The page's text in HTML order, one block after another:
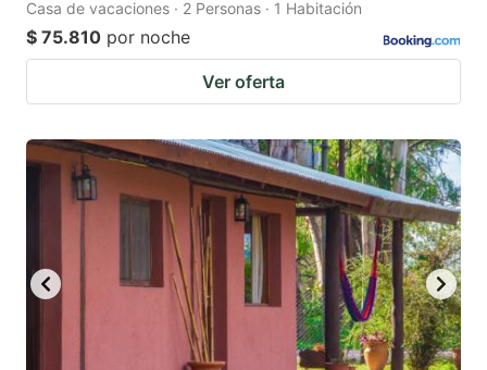
Casa de vacaciones · 2 Personas · 1 Habitación
$ 75.810 por noche
Ver oferta